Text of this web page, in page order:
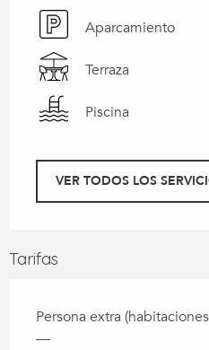
Aparcamiento
Terraza
Piscina
VER TODOS LOS
Tarifas
Persona extra
—